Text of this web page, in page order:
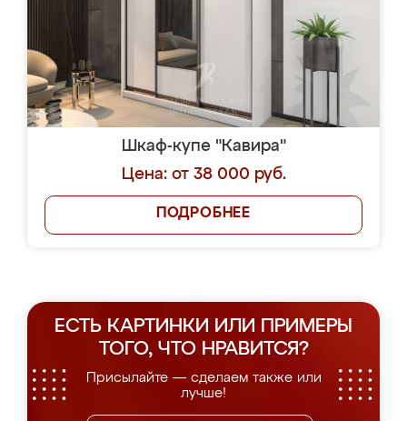
Шкаф-купе "Кавира"
Цена: от 38 000 руб.
ПОДРОБНЕЕ
ЕСТЬ КАРТИНКИ ИЛИ ПРИМЕРЫ
ТОГО, ЧТО НРАВИТСЯ?
Присылайте — сделаем также или
лучше!